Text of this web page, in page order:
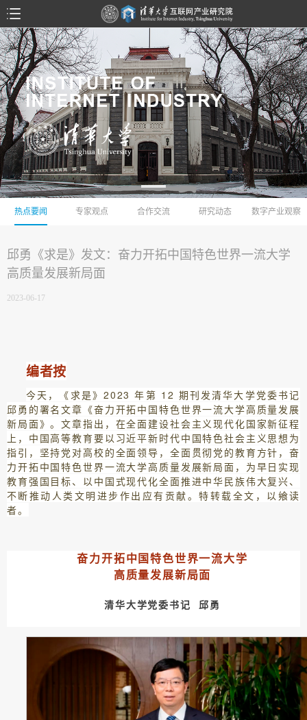
热点要闻 专家观点 合作交流 研究动态 数字产业观察
邱勇《求是》发文：奋力开拓中国特色世界一流大学
高质量发展新局面
2023-06-17
编者按
今天，《求是》2023 年第 12 期刊发清华大学党委书记
邱勇的署名文章《奋力开拓中国特色世界一流大学高质量发展
新局面》。文章指出，在全面建设社会主义现代化国家新征程
上，中国高等教育要以习近平新时代中国特色社会主义思想为
指引，坚持党对高校的全面领导，全面贯彻党的教育方针，奋
力开拓中国特色世界一流大学高质量发展新局面，为早日实现
教育强国目标、以中国式现代化全面推进中华民族伟大复兴、
不断推动人类文明进步作出应有贡献。特转载全文，以飨读
者。
奋力开拓中国特色世界一流大学
高质量发展新局面
清华大学党委书记 邱勇